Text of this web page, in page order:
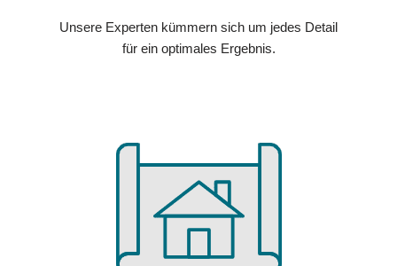
Unsere Experten kümmern sich um jedes Detail
für ein optimales Ergebnis.